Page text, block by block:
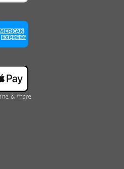
& more